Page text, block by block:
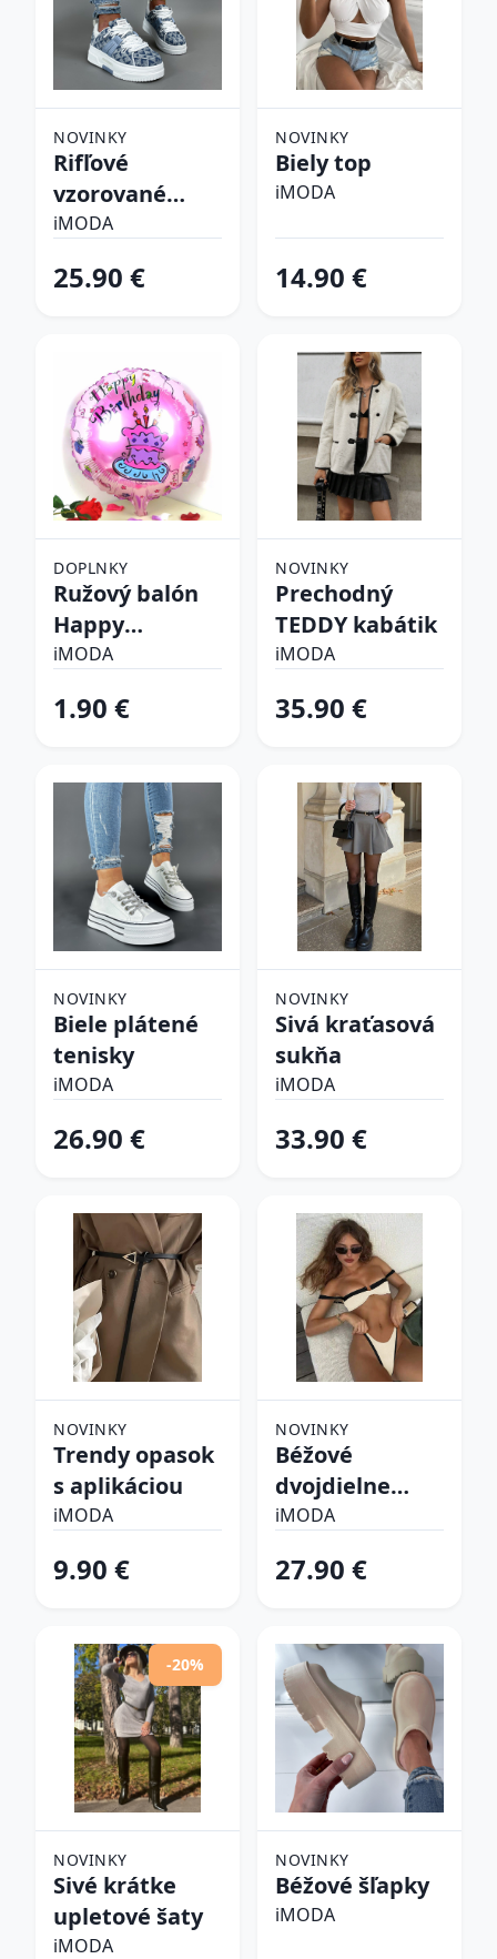
NOVINKY
Rifľové
vzorované
tenisky
iMODA
25.90 €
NOVINKY
Biely top
iMODA
14.90 €
DOPLNKY
Ružový balón
Happy
birthday
iMODA
1.90 €
NOVINKY
Prechodný
TEDDY kabátik
iMODA
35.90 €
NOVINKY
Biele plátené
tenisky
iMODA
26.90 €
NOVINKY
Sivá kraťasová
sukňa
iMODA
33.90 €
NOVINKY
Trendy opasok
s aplikáciou
iMODA
9.90 €
NOVINKY
Béžové
dvojdielne
plavky
iMODA
27.90 €
-20%
NOVINKY
Sivé krátke
upletové šaty
iMODA
NOVINKY
Béžové šľapky
iMODA